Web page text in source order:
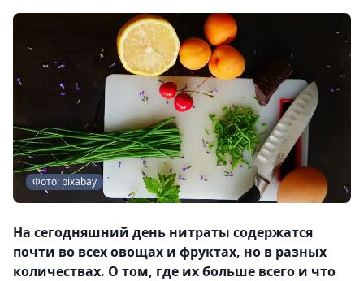
Фото: pixabay
На сегодняшний день нитраты содержатся
почти во всех овощах и фруктах, но в разных
количествах. О том, где их больше всего и что